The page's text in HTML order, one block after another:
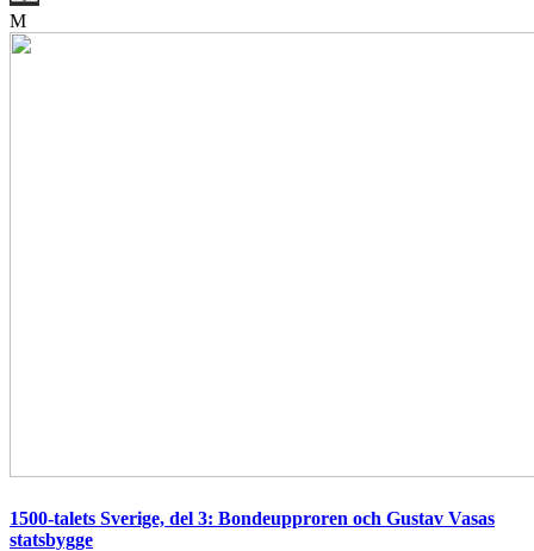
M
1500-talets Sverige, del 3: Bondeupproren och Gustav Vasas
statsbygge